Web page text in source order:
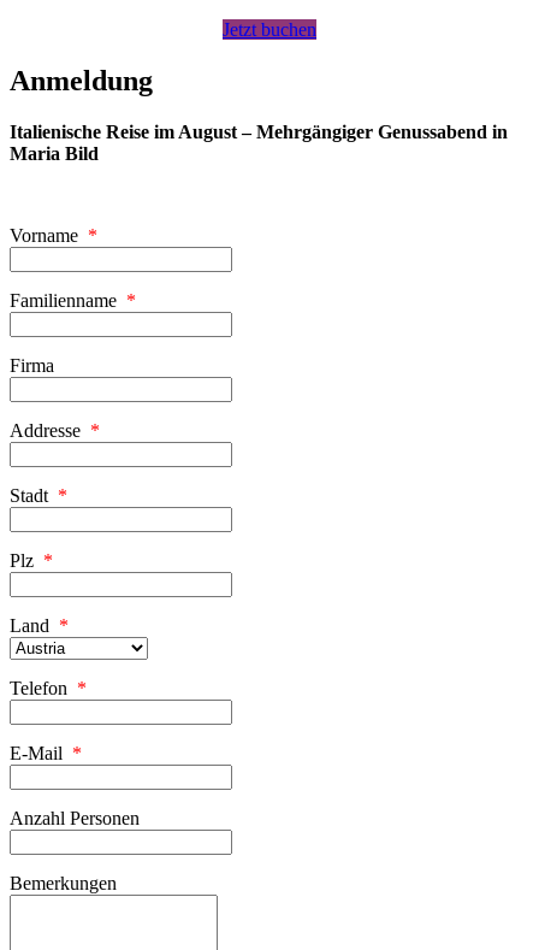
Jetzt buchen
Anmeldung
Italienische Reise im August – Mehrgängiger Genussabend in
Maria Bild
Vorname *
Familienname *
Firma
Addresse *
Stadt *
Plz *
Land *
Telefon *
E-Mail *
Anzahl Personen
Bemerkungen